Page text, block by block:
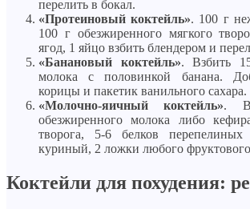
перелить в бокал.
«Протеиновый коктейль». 100 г
100 г обезжиренного мягкого
ягод, 1 яйцо взбить блендером и
«Банановый коктейль». Взбить
молока с половинкой банана.
корицы и пакетик ванильного сахара.
«Молочно-яичный коктейль».
обезжиренного молока либо
творога, 5-6 белков
куриный, 2 ложки любого
Коктейли для похудения: